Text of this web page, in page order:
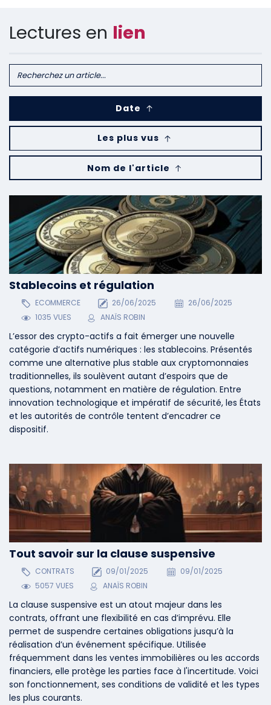
Lectures en lien
Date
Les plus vus
Nom de l'article
Stablecoins et régulation
ECOMMERCE 26/06/2025
26/06/2025
1035 VUES
ANAÏS ROBIN
L’essor des crypto-actifs a fait émerger une nouvelle
catégorie d’actifs numériques : les stablecoins. Présentés
comme une alternative plus stable aux cryptomonnaies
traditionnelles, ils soulèvent autant d’espoirs que de
questions, notamment en matière de régulation. Entre
innovation technologique et impératif de sécurité, les États
et les autorités de contrôle tentent d’encadrer ce
dispositif.
Tout savoir sur la clause suspensive
CONTRATS 09/01/2025
09/01/2025
5057 VUES
ANAÏS ROBIN
La clause suspensive est un atout majeur dans les
contrats, offrant une flexibilité en cas d’imprévu. Elle
permet de suspendre certaines obligations jusqu’à la
réalisation d’un événement spécifique. Utilisée
fréquemment dans les ventes immobilières ou les accords
financiers, elle protège les parties face à l'incertitude. Voici
son fonctionnement, ses conditions de validité et les types
les plus courants.